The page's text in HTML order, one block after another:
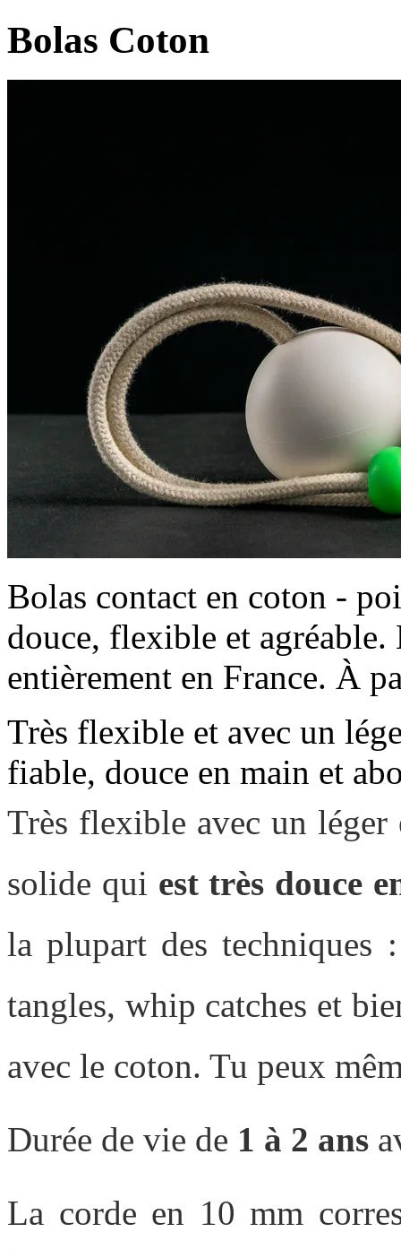
Bolas Coton
Bolas contact en coton -
douce, flexible et
entièrement en France. À
Très flexible et avec un
fiable, douce en main et
Très flexible avec un
solide qui est très douce
la plupart des techniques
tangles, whip catches et
avec le coton. Tu peux
Durée de vie de 1 à 2 ans
La corde en 10 mm